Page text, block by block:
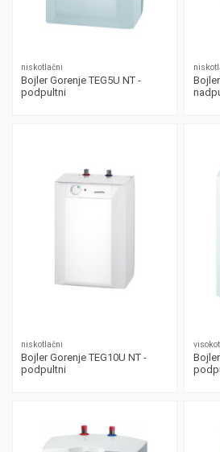
niskotlačni
Bojler Gorenje TEG5U NT -
podpultni
niskotlačni
Bojler Gorenje TEG10U NT -
podpultni